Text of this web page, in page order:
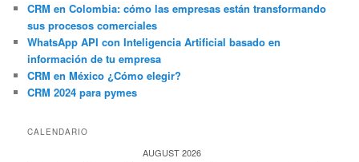
CRM en Colombia: cómo las empresas están transformando
sus procesos comerciales
WhatsApp API con Inteligencia Artificial basado en
información de tu empresa
CRM en México ¿Cómo elegir?
CRM 2024 para pymes
CALENDARIO
AUGUST 2026